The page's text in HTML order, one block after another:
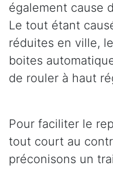
également cause
Le tout étant
réduites en ville,
boites
de rouler à haut
Pour faciliter le
tout court au
préconisons un